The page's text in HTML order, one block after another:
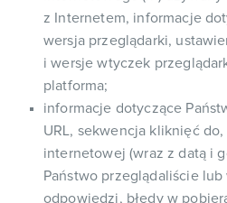
z Internetem, informacje
wersja przeglądarki,
i wersje wtyczek
platforma;
informacje dotyczące
URL, sekwencja kliknięć
internetowej (wraz z datą i
Państwo przeglądaliście
odpowiedzi, błędy w